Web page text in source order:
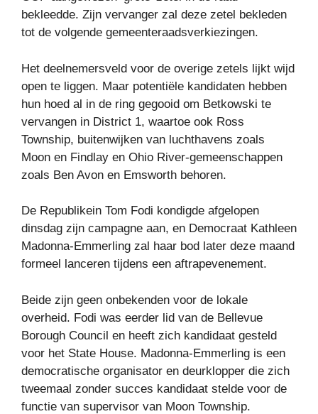
bekleedde. Zijn vervanger zal deze zetel bekleden
tot de volgende gemeenteraadsverkiezingen.
Het deelnemersveld voor de overige zetels lijkt wijd
open te liggen. Maar potentiële kandidaten hebben
hun hoed al in de ring gegooid om Betkowski te
vervangen in District 1, waartoe ook Ross
Township, buitenwijken van luchthavens zoals
Moon en Findlay en Ohio River-gemeenschappen
zoals Ben Avon en Emsworth behoren.
De Republikein Tom Fodi kondigde afgelopen
dinsdag zijn campagne aan, en Democraat Kathleen
Madonna-Emmerling zal haar bod later deze maand
formeel lanceren tijdens een aftrapevenement.
Beide zijn geen onbekenden voor de lokale
overheid. Fodi was eerder lid van de Bellevue
Borough Council en heeft zich kandidaat gesteld
voor het State House. Madonna-Emmerling is een
democratische organisator en deurklopper die zich
tweemaal zonder succes kandidaat stelde voor de
functie van supervisor van Moon Township.